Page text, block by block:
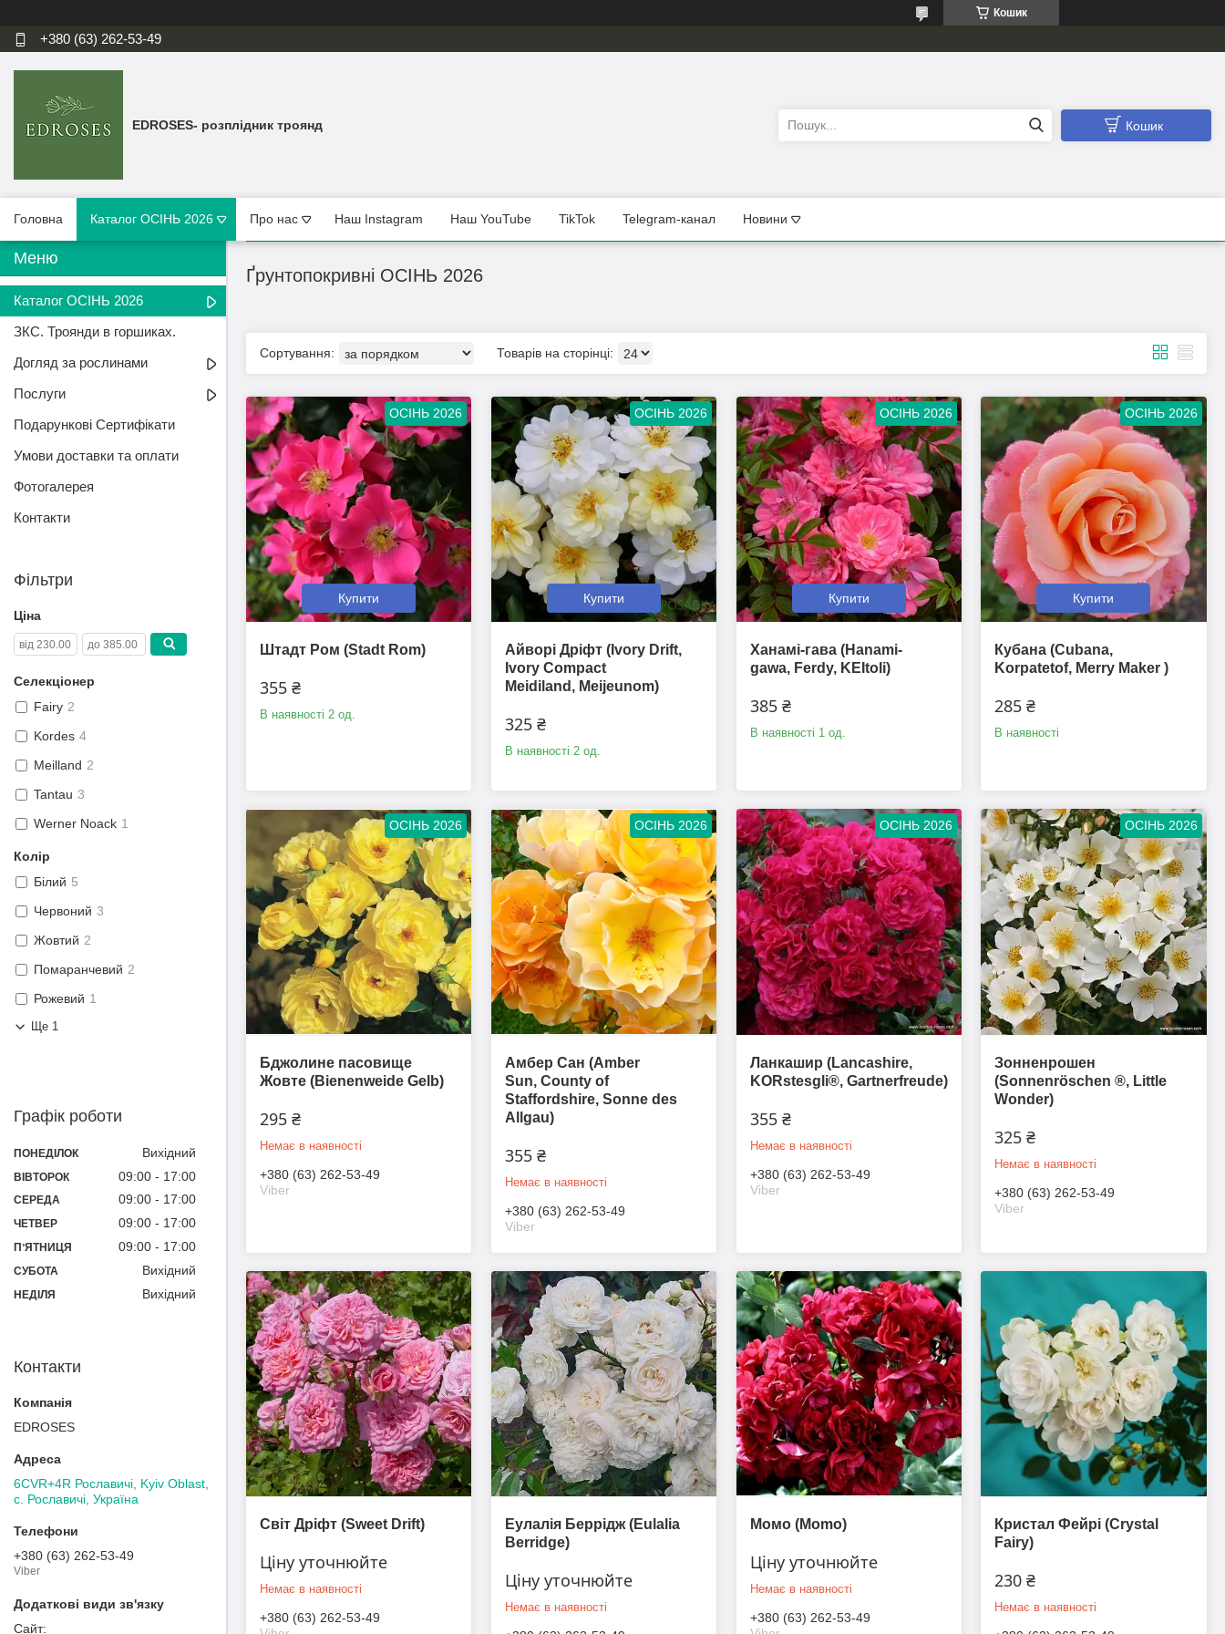
Кошик
+380 (63) 262-53-49
EDROSES- розплідник троянд Кошик
Головна Каталог ОСІНЬ 2026 Про нас Наш Instagram Наш YouTube TikTok Telegram-канал Новини
Ґрунтопокривні ОСІНЬ 2026
ОСІНЬ 2026
Купити
Штадт Ром (Stadt Rom)
355 ₴
В наявності 2 од.
ОСІНЬ 2026
Купити
Айворі Дріфт (Ivory Drift,
Ivory Compact
Meidiland, Meijeunom)
325 ₴
В наявності 2 од.
ОСІНЬ 2026
Купити
Ханамі-гава (Hanami-
gawa, Ferdy, KEItoli)
385 ₴
В наявності 1 од.
ОСІНЬ 2026
Купити
Кубана (Cubana,
Korpatetof, Merry Maker )
285 ₴
В наявності
ОСІНЬ 2026
Бджолине пасовище
Жовте (Bienenweide Gelb)
295 ₴
Немає в наявності
+380 (63) 262-53-49
Viber
ОСІНЬ 2026
Амбер Сан (Amber
Sun, County of
Staffordshire, Sonne des
Allgau)
355 ₴
Немає в наявності
+380 (63) 262-53-49
Viber
ОСІНЬ 2026
Ланкашир (Lancashire,
KORstesgli®, Gartnerfreude)
355 ₴
Немає в наявності
+380 (63) 262-53-49
Viber
ОСІНЬ 2026
Зонненрошен
(Sonnenröschen ®​​​​​​​, Little
Wonder)
325 ₴
Немає в наявності
+380 (63) 262-53-49
Viber
Світ Дріфт (Sweet Drift)
Ціну уточнюйте
Немає в наявності
+380 (63) 262-53-49
Еулалія Беррідж (Eulalia
Berridge)
Ціну уточнюйте
Немає в наявності
Момо (Momo)
Ціну уточнюйте
Немає в наявності
+380 (63) 262-53-49
Кристал Фейрі (Crystal
Fairy)
230 ₴
Немає в наявності
Каталог ОСІНЬ 2026
ЗКС. Троянди в горшиках.
Догляд за рослинами
Послуги
Подарункові Сертифікати
Умови доставки та оплати
Фотогалерея
Контакти
Фільтри
Ціна
Селекціонер
Fairy 2
Kordes 4
Meilland 2
Tantau 3
Werner Noack 1
Колір
Білий 5
Червоний 3
Жовтий 2
Помаранчевий 2
Рожевий 1
Ще 1
Графік роботи
ПОНЕДІЛОК Вихідний
ВІВТОРОК 09:00 17:00
СЕРЕДА 09:00 17:00
ЧЕТВЕР 09:00 17:00
ПʼЯТНИЦЯ 09:00 17:00
СУБОТА Вихідний
НЕДІЛЯ Вихідний
Контакти
EDROSES
6CVR+4R Рославичі, Kyiv Oblast,
с. Рославичі, Україна
+380 (63) 262-53-49
Viber